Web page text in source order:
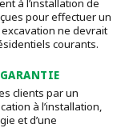
à l’installation de
pour effectuer un
ne devrait
courants.
clients par un
à l’installation,
et d’une